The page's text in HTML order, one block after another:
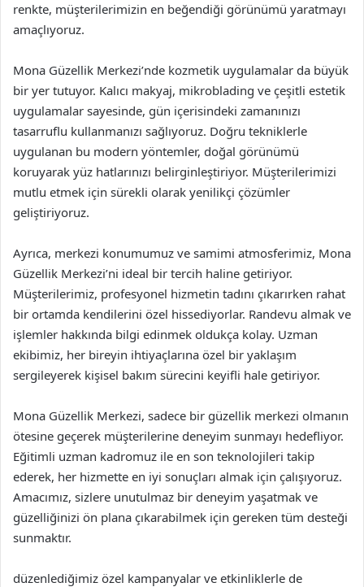
renkte, müşterilerimizin en beğendiği görünümü yaratmayı
amaçlıyoruz.
Mona Güzellik Merkezi’nde kozmetik uygulamalar da büyük
bir yer tutuyor. Kalıcı makyaj, mikroblading ve çeşitli estetik
uygulamalar sayesinde, gün içerisindeki zamanınızı
tasarruflu kullanmanızı sağlıyoruz. Doğru tekniklerle
uygulanan bu modern yöntemler, doğal görünümü
koruyarak yüz hatlarınızı belirginleştiriyor. Müşterilerimizi
mutlu etmek için sürekli olarak yenilikçi çözümler
geliştiriyoruz.
Ayrıca, merkezi konumumuz ve samimi atmosferimiz, Mona
Güzellik Merkezi’ni ideal bir tercih haline getiriyor.
Müşterilerimiz, profesyonel hizmetin tadını çıkarırken rahat
bir ortamda kendilerini özel hissediyorlar. Randevu almak ve
işlemler hakkında bilgi edinmek oldukça kolay. Uzman
ekibimiz, her bireyin ihtiyaçlarına özel bir yaklaşım
sergileyerek kişisel bakım sürecini keyifli hale getiriyor.
Mona Güzellik Merkezi, sadece bir güzellik merkezi olmanın
ötesine geçerek müşterilerine deneyim sunmayı hedefliyor.
Eğitimli uzman kadromuz ile en son teknolojileri takip
ederek, her hizmette en iyi sonuçları almak için çalışıyoruz.
Amacımız, sizlere unutulmaz bir deneyim yaşatmak ve
güzelliğinizi ön plana çıkarabilmek için gereken tüm desteği
sunmaktır.
düzenlediğimiz özel kampanyalar ve etkinliklerle de